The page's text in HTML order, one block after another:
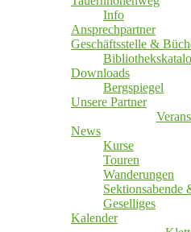
Info
Ansprechpartner
Geschäftsstelle &
Downloads
Bergspiegel
Unsere Partner
News
Kurse
Touren
Wanderungen
Sektionsabende
Geselliges
Kalender